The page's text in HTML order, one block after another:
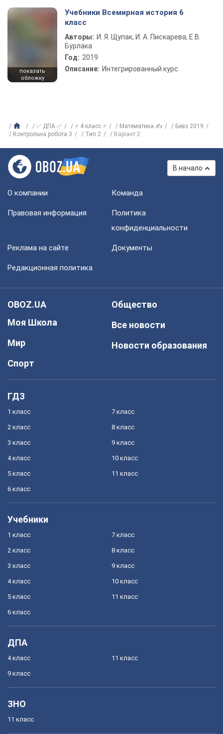
показать
обложку
Учебники Всемирная история 6
класс
Авторы: И. Я. Щупак, И. А. Пискарева, Е.В.
Бурлака
Год: 2019
Описание: Интегрированный курс
✅ ДПА ✅ ⚡ 4 класс ⚡ Математика ✍
Бевз 2019
Контрольна робота 3
Тип 2 Варіант 2
В начало
О компании Команда
Правовая информация
Политика
конфиденциальности
Реклама на сайте Документы
Редакционная политика
OBOZ.UA
Моя Школа
Мир
Спорт
Общество
Все новости
Новости образования
ГДЗ
1 класс
2 класс
3 класс
4 класс
5 класс
6 класс
7 класс
8 класс
9 класс
10 класс
11 класс
Учебники
1 класс
2 класс
3 класс
4 класс
5 класс
6 класс
7 класс
8 класс
9 класс
10 класс
11 класс
ДПА
4 класс
9 класс
11 класс
ЗНО
11 класс